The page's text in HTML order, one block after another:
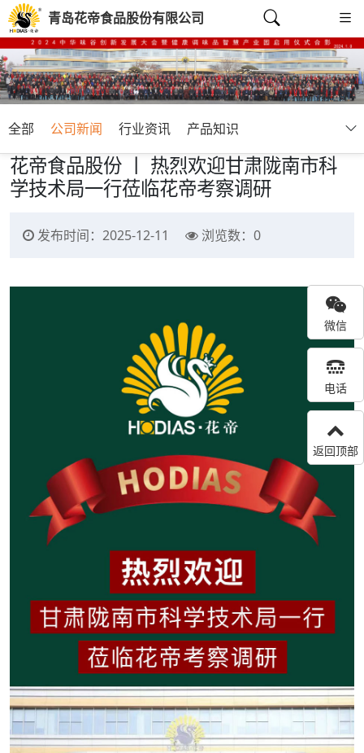
青岛花帝食品股份有限公司
全部 公司新闻 行业资讯 产品知识
花帝食品股份 丨 热烈欢迎甘肃陇南市科
学技术局一行莅临花帝考察调研
发布时间：2025-12-11 浏览数： 0
微信
电话
返回顶部